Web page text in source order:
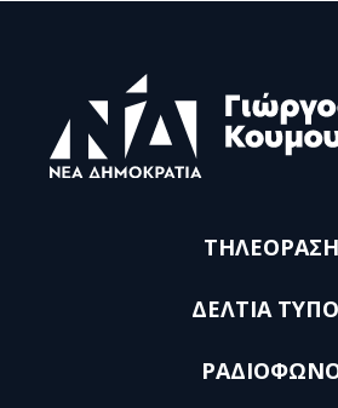
ΤΗΛΕΟΡΑΣΗ
ΔΕΛΤΙΑ